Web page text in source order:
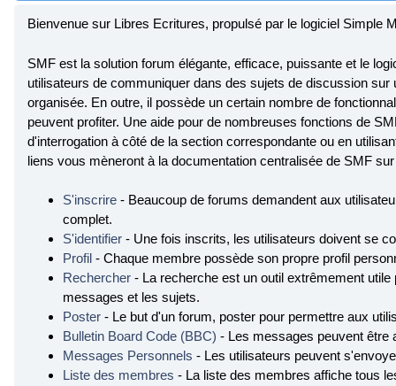
Bienvenue sur Libres Ecritures, propulsé par le logiciel Simple
SMF est la solution forum élégante, efficace, puissante et le
utilisateurs de communiquer dans des sujets de discussion sur
organisée. En outre, il possède un certain nombre de
peuvent profiter. Une aide pour de nombreuses fonctions de
d'interrogation à côté de la section correspondante ou en
liens vous mèneront à la documentation centralisée de SMF
S'inscrire - Beaucoup de forums demandent aux
complet.
S'identifier - Une fois inscrits, les utilisateurs doivent se
Profil - Chaque membre possède son propre profil
Rechercher - La recherche est un outil extrêmement
messages et les sujets.
Poster - Le but d'un forum, poster pour permettre aux
Bulletin Board Code (BBC) - Les messages peuvent être
Messages Personnels - Les utilisateurs peuvent
Liste des membres - La liste des membres affiche tous